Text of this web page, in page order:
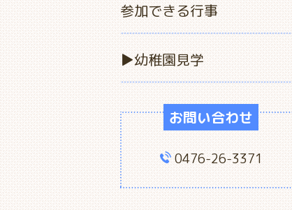
参加できる行事
幼稚園見学
お問い合わせ
0476-26-3371